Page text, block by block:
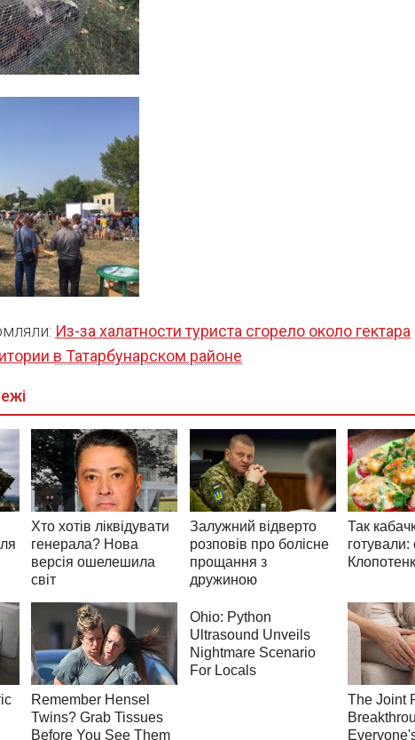
Из-за халатности туриста сгорело около гектара
в Татарбунарском районе